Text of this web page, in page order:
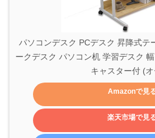
パソコンデスク PCデスク 昇降式テ
ークデスク パソコン机 学習デスク
キャスター付 (
Amazonで見
楽天市場で見